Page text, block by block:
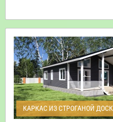
КАРКАС ИЗ СТРОГАНОЙ